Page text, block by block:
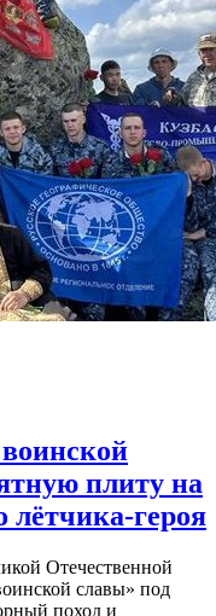
плиту на
лётчика-героя
Отечественной
славы» под
поход и